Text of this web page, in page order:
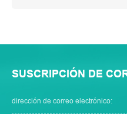
SUSCRIPCIÓN DE